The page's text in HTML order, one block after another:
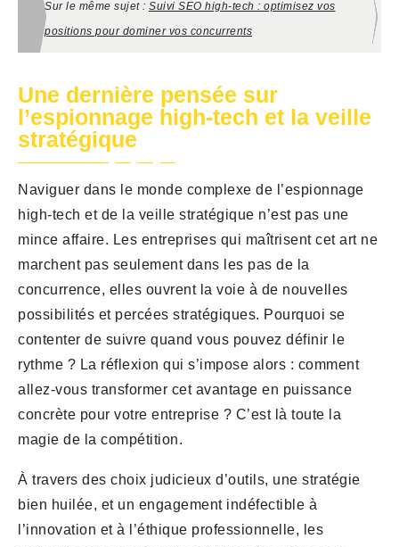
Sur le même sujet : Suivi SEO high-tech : optimisez vos
positions pour dominer vos concurrents
Une dernière pensée sur
l’espionnage high-tech et la veille
stratégique
Naviguer dans le monde complexe de l’espionnage
high-tech et de la veille stratégique n’est pas une
mince affaire. Les entreprises qui maîtrisent cet art ne
marchent pas seulement dans les pas de la
concurrence, elles ouvrent la voie à de nouvelles
possibilités et percées stratégiques. Pourquoi se
contenter de suivre quand vous pouvez définir le
rythme ? La réflexion qui s’impose alors : comment
allez-vous transformer cet avantage en puissance
concrète pour votre entreprise ? C’est là toute la
magie de la compétition.
À travers des choix judicieux d’outils, une stratégie
bien huilée, et un engagement indéfectible à
l’innovation et à l’éthique professionnelle, les